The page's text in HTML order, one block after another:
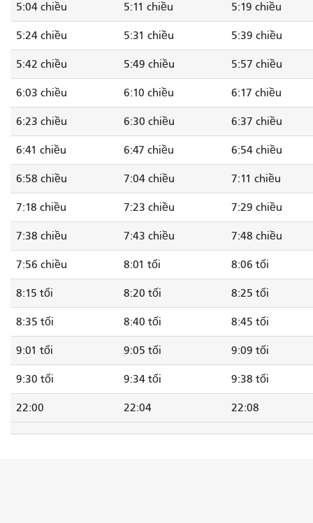
5:04 chiều 5:11 chiều 5:19 chiều
5:24 chiều 5:31 chiều 5:39 chiều
5:42 chiều 5:49 chiều 5:57 chiều
6:03 chiều 6:10 chiều 6:17 chiều
6:23 chiều 6:30 chiều 6:37 chiều
6:41 chiều 6:47 chiều 6:54 chiều
6:58 chiều 7:04 chiều 7:11 chiều
7:18 chiều 7:23 chiều 7:29 chiều
7:38 chiều 7:43 chiều 7:48 chiều
7:56 chiều 8:01 tối 8:06 tối
8:15 tối 8:20 tối 8:25 tối
8:35 tối 8:40 tối 8:45 tối
9:01 tối 9:05 tối 9:09 tối
9:30 tối 9:34 tối 9:38 tối
22:00 22:04 22:08